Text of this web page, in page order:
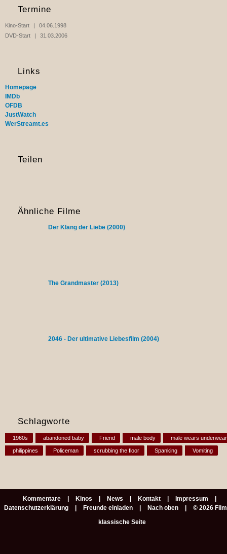
Termine
Kino-Start
04.06.1998
DVD-Start
31.03.2006
Links
Homepage
IMDb
OFDB
JustWatch
WerStreamt.es
Teilen
Ähnliche Filme
Der Klang der Liebe (2000)
The Grandmaster (2013)
2046 - Der ultimative Liebesfilm (2004)
Schlagworte
1960s abandoned baby Friend male body male wears underwear
philippines Policeman scrubbing the floor Spanking Vomiting
Kommentare Kinos News Kontakt
Impressum
Datenschutzerklärung
Freunde einladen Nach oben
© 2026
klassische Seite